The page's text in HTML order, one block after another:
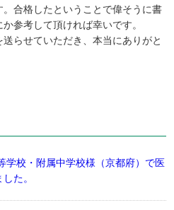
合格したということで偉そうに書
参考して頂ければ幸いです。
らせていただき、本当にありがと
学校・附属中学校様（京都府）で医
た。